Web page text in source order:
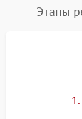
Этапы